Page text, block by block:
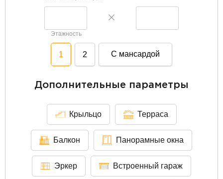
Этажность
1 2 С мансардой
Дополнительные параметры
Крыльцо Терраса
Балкон Панорамные окна
Эркер Встроенный гараж